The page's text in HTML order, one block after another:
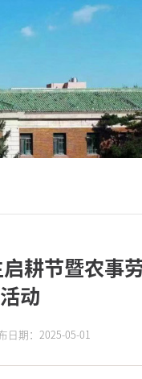
耕节暨农事
动
日期：2025-05-01